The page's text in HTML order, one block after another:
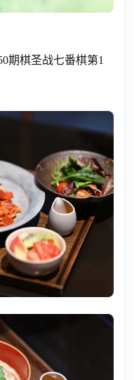
期棋圣战七番棋第1